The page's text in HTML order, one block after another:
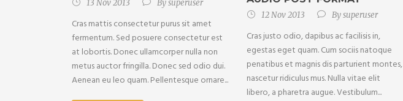
13 Nov 2013 Bysuperuser
Cras mattis consectetur purus sit amet
fermentum. Sed posuere consectetur est
at lobortis. Donec ullamcorper nulla non
metus auctor fringilla. Donec sed odio dui.
Aenean eu leo quam. Pellentesque ornare...
decrease
volume.
12 Nov 2013 Bysuperuser
Cras justo odio, dapibus ac facilisis in,
egestas eget quam. Cum sociis natoque
penatibus et magnis dis parturient montes,
nascetur ridiculus mus. Nulla vitae elit
libero, a pharetra augue. Vestibulum...